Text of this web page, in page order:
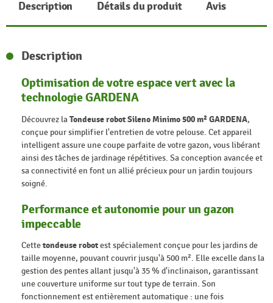
Description Détails du produit Avis
Description
Optimisation de votre espace vert avec la
technologie GARDENA
Découvrez laTondeuse robot Sileno Minimo 500 m² GARDENA,
conçue pour simplifier l'entretien de votre pelouse. Cet appareil
intelligent assure une coupe parfaite de votre gazon, vous libérant
ainsi des tâches de jardinage répétitives. Sa conception avancée et
sa connectivité en font un allié précieux pour un jardin toujours
soigné.
Performance et autonomie pour un gazon
impeccable
Cettetondeuse robotest spécialement conçue pour les jardins de
taille moyenne, pouvant couvrir jusqu'à 500 m². Elle excelle dans la
gestion des pentes allant jusqu'à 35 % d'inclinaison, garantissant
une couverture uniforme sur tout type de terrain. Son
fonctionnement est entièrement automatique : une fois